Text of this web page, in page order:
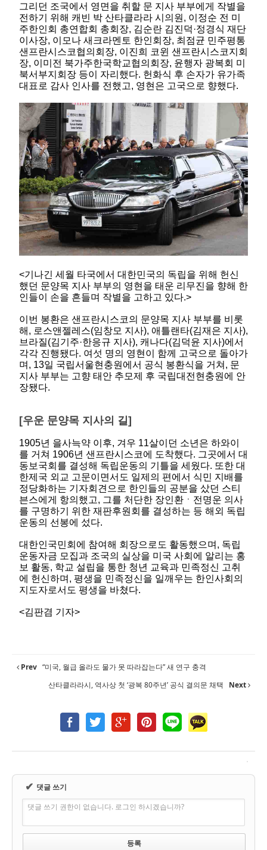
그리던 조국에서 영면을 취할 문 지사 부부에게 작별을
전하기 위해 캐빈 박 산타클라라 시의원, 이정순 전 미
주한인회 총연합회 총회장, 김순란 김진덕·정경식 재단
이사장, 이모나 새크라멘토 한인회장, 최점균 민주평통
샌프란시스코협의회장, 이진희 코윈 샌프란시스코지회
장, 이미전 북가주한국학교협의회장, 윤행자 광복회 미
북서부지회장 등이 자리했다. 헌화식 후 손자가 유가족
대표로 감사 인사를 전했고, 영현은 고국으로 향했다.
<기나긴 세월 타국에서 대한민국의 독립을 위해 헌신
했던 문양목 지사 부부의 영현을 태운 리무진을 향해 한
인들이 손을 흔들며 작별을 고하고 있다.>
이번 봉환은 샌프란시스코의 문양목 지사 부부를 비롯
해, 로스앤젤레스(임창모 지사), 애틀랜타(김재은 지사),
브라질(김기주·한응규 지사), 캐나다(김덕윤 지사)에서
각각 진행됐다. 여섯 명의 영현이 함께 고국으로 돌아가
며, 13일 국립서울현충원에서 공식 봉환식을 거쳐, 문
지사 부부는 고향 태안 추모제 후 국립대전현충원에 안
장됐다.
[우운 문양목 지사의 길]
1905년 을사늑약 이후, 겨우 11살이던 소년은 하와이
를 거쳐 1906년 샌프란시스코에 도착했다. 그곳에서 대
동보국회를 결성해 독립운동의 기틀을 세웠다. 또한 대
한제국 외교 고문이면서도 일제의 편에서 식민 지배를
정당화하는 기자회견으로 한인들의 공분을 샀던 스티
븐스에게 항의했고, 그를 처단한 장인환ㆍ전명운 의사
를 구명하기 위한 재판후원회를 결성하는 등 해외 독립
운동의 선봉에 섰다.
대한인국민회에 참여해 회장으로도 활동했으며, 독립
운동자금 모집과 조국의 실상을 미국 사회에 알리는 홍
보 활동, 학교 설립을 통한 청년 교육과 민족정신 고취
에 헌신하며, 평생을 민족정신을 일깨우는 한인사회의
지도자로서도 평생을 바쳤다.
<김판겸 기자>
Prev “미국, 월급 올라도 물가 못 따라잡는다” 새 연구 충격
산타클라라시, 역사상 첫 ‘광복 80주년’ 공식 결의문 채택
Next
✔ 댓글 쓰기
댓글 쓰기 권한이 없습니다. 로그인 하시겠습니까?